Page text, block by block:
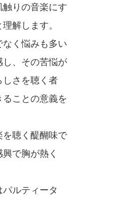
触りの音楽にす
解します。
く悩みも多い
、その苦悩が
しさを聴く者
ことの意義を
を聴く醍醐味で
で胸が熱く
ルティータ